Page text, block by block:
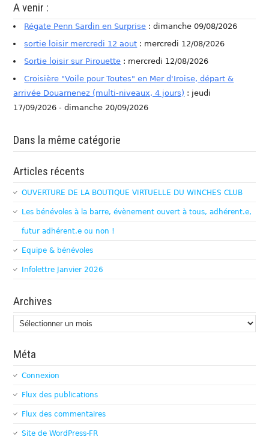
A venir :
Régate Penn Sardin en Surprise : dimanche 09/08/2026
sortie loisir mercredi 12 aout : mercredi 12/08/2026
Sortie loisir sur Pirouette : mercredi 12/08/2026
Croisière "Voile pour Toutes" en Mer d'Iroise, départ &
arrivée Douarnenez (multi-niveaux, 4 jours) : jeudi
17/09/2026 - dimanche 20/09/2026
Dans la même catégorie
Articles récents
OUVERTURE DE LA BOUTIQUE VIRTUELLE DU WINCHES CLUB
Les bénévoles à la barre, évènement ouvert à tous, adhérent.e,
futur adhérent.e ou non !
Equipe & bénévoles
Infolettre Janvier 2026
Archives
Archives
Méta
Connexion
Flux des publications
Flux des commentaires
Site de WordPress-FR